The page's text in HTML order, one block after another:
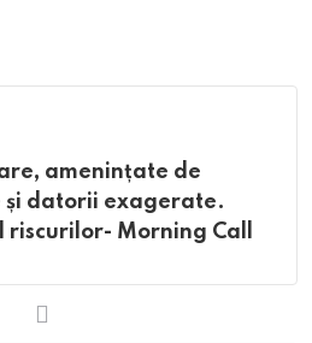
amenințate de
și datorii exagerate.
riscurilor- Morning Call